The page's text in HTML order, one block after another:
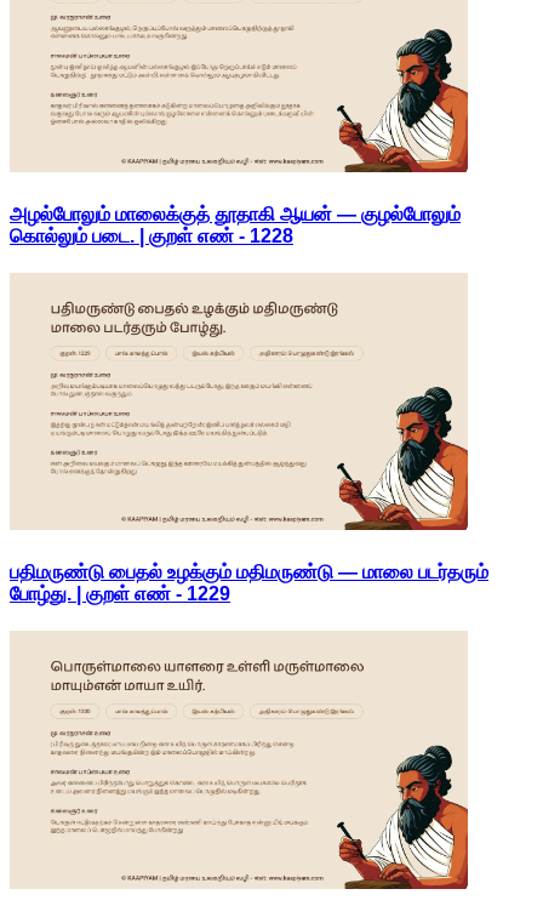
அழல்போலும் மாலைக்குத் தூதாகி ஆயன் — குழல்போலும்
கொல்லும் படை. | குறள் எண் - 1228
பதிமருண்டு பைதல் உழக்கும் மதிமருண்டு — மாலை படர்தரும்
போழ்து. | குறள் எண் - 1229